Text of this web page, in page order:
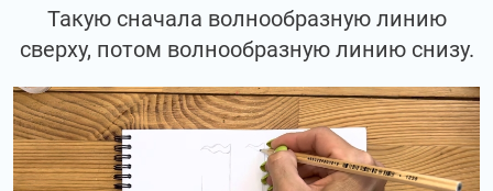
Такую сначала волнообразную линию
сверху, потом волнообразную линию снизу.